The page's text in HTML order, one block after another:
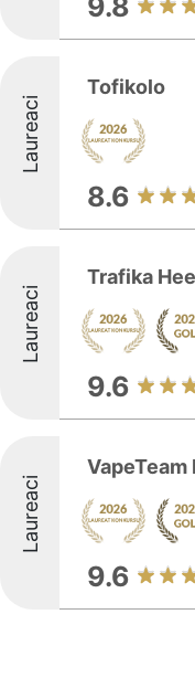
9.8
Laureaci
Tofikolo
8.6
Laureaci
Trafika
9.6
Laureaci
VapeTeam
9.6